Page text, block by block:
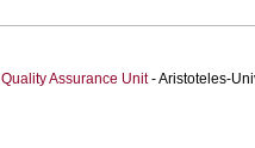
Quality Assurance Unit- Aristoteles-